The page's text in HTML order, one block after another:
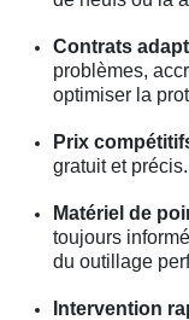
Contrats
problèmes,
optimiser la
Prix
gratuit et précis.
Matériel de
toujours
du outillage
Intervention